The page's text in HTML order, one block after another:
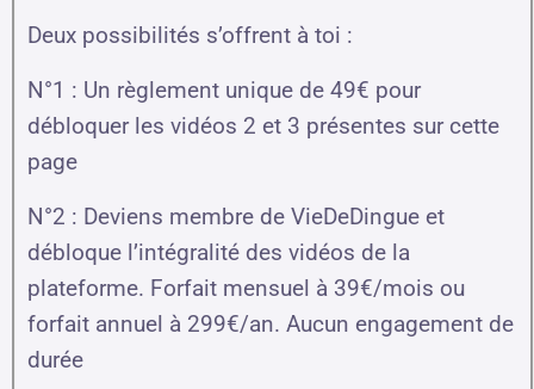
Deux possibilités s’offrent à toi :
N°1 : Un règlement unique de 49€ pour
débloquer les vidéos 2 et 3 présentes sur cette
page
N°2 : Deviens membre de VieDeDingue et
débloque l’intégralité des vidéos de la
plateforme. Forfait mensuel à 39€/mois ou
forfait annuel à 299€/an. Aucun engagement de
durée